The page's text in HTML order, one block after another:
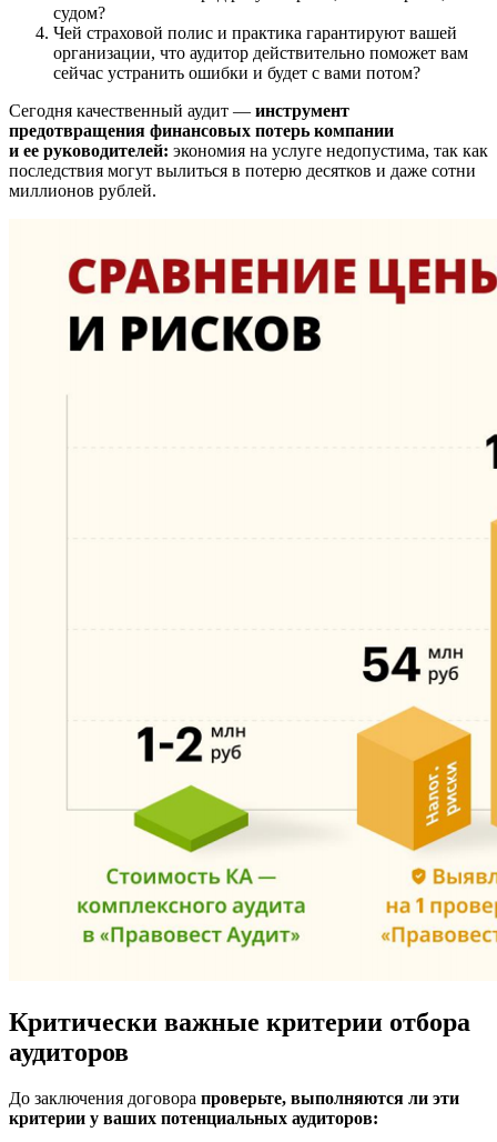
судом?
Чей страховой полис и практика гарантируют вашей
организации, что аудитор действительно поможет вам
сейчас устранить ошибки и будет с вами потом?
Сегодня качественный аудит — инструмент
предотвращения финансовых потерь компании
и ее руководителей: экономия на услуге недопустима, так как
последствия могут вылиться в потерю десятков и даже сотни
миллионов рублей.
Критически важные критерии отбора
аудиторов
До заключения договора проверьте, выполняются ли эти
критерии у ваших потенциальных аудиторов: